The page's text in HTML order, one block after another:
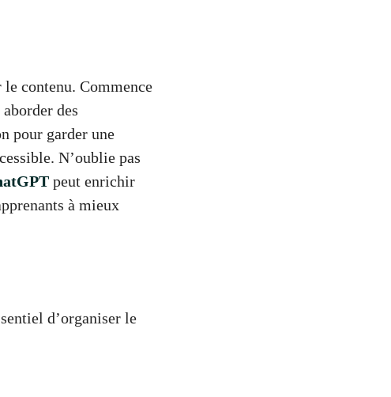
contenu. Commence
des
pour garder une
N’oublie pas
peut enrichir
à mieux
d’organiser le